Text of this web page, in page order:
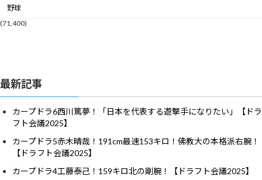
野球
(71,400)
最新記事
カープドラ6西川篤夢！「日本を代表する遊撃手になりたい」【ドラ
フト会議2025】
カープドラ5赤木晴哉！191cm最速153キロ！佛教大の本格派右腕！
【ドラフト会議2025】
カープドラ4工藤泰己！159キロ北の剛腕！【ドラフト会議2025】